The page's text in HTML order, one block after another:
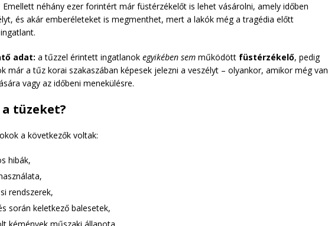
Emellett néhány ezer forintért már füstérzékelőt is lehet vásárolni, amely időben
és akár emberéleteket is megmenthet, mert a lakók még a tragédia előtt
adat: a tűzzel érintett ingatlanok egyikében semműködött füstérzékelő, pedig
már a tűz korai szakaszában képesek jelezni a veszélyt – olyankor, amikor még van
vagy az időbeni menekülésre.
tüzeket?
a következők voltak:
hibák,
rendszerek,
során keletkező balesetek,